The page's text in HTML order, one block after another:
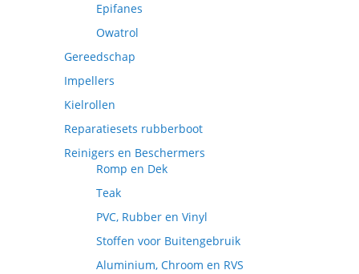
Epifanes
Owatrol
Gereedschap
Impellers
Kielrollen
Reparatiesets rubberboot
Reinigers en Beschermers
Romp en Dek
Teak
PVC, Rubber en Vinyl
Stoffen voor Buitengebruik
Aluminium, Chroom en RVS